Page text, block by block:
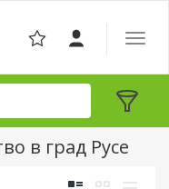
в град Русе